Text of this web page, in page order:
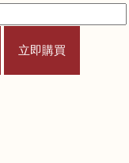
立即購買